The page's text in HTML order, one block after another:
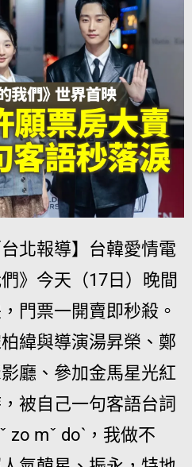
北報導】台韓愛情電
》今天（17日）晚間
門票一開賣即秒殺。
緯與導演湯昇榮、鄭
廳、參加金馬星光紅
被自己一句客語台詞
zo mˇ doˋ，我做不